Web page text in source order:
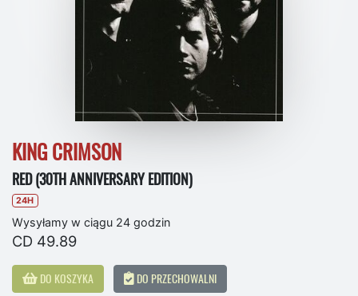
KING CRIMSON
RED (30TH ANNIVERSARY EDITION)
24H
Wysyłamy w ciągu 24 godzin
CD 49.89
DO KOSZYKA DO PRZECHOWALNI